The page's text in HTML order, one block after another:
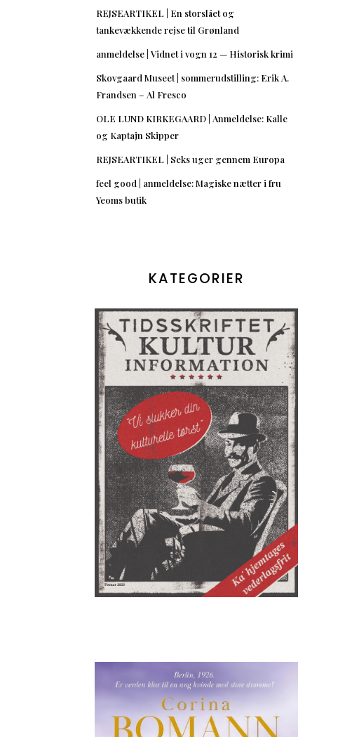
REJSEARTIKEL | En storslået og
tankevækkende rejse til Grønland
anmeldelse | Vidnet i vogn 12 — Historisk krimi
Skovgaard Museet | sommerudstilling: Erik A.
Frandsen – Al Fresco
OLE LUND KIRKEGAARD | Anmeldelse: Kalle
og Kaptajn Skipper
REJSEARTIKEL | Seks uger gennem Europa
feel good | anmeldelse: Magiske nætter i fru
Yeoms butik
KATEGORIER